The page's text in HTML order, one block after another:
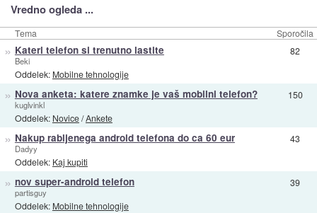
Vredno ogleda ...
Tema Sporočila
» Kateri telefon si trenutno lastite
Beki
Oddelek: Mobilne tehnologije
82
» Nova anketa: katere znamke je vaš mobilni telefon?
kuglvinkl
Oddelek: Novice/Ankete
150
» Nakup rabljenega android telefona do ca 60 eur
Dadyy
Oddelek: Kaj kupiti
43
» nov super-android telefon
partisguy
Oddelek: Mobilne tehnologije
39